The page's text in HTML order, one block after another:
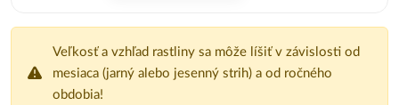
Veľkosť a vzhľad rastliny sa môže líšiť v závislosti od
mesiaca (jarný alebo jesenný strih) a od ročného
obdobia!